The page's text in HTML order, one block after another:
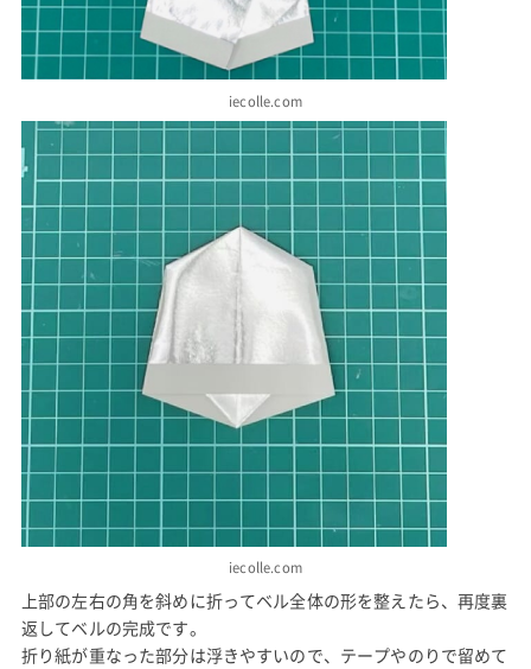
iecolle.com
iecolle.com
上部の左右の角を斜めに折ってベル全体の形を整えたら、再度裏
返してベルの完成です。
折り紙が重なった部分は浮きやすいので、テープやのりで留めて